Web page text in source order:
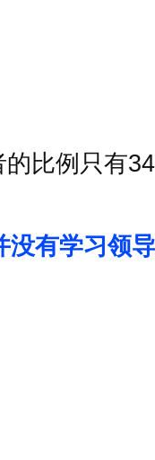
比例只有
有学习领导